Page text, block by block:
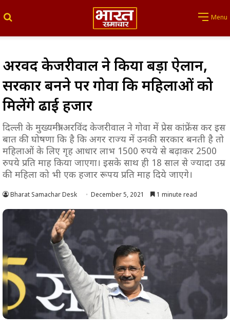
Menu
अरविंद केजरीवाल ने किया बड़ा ऐलान,
सरकार बनने पर गोवा कि महिलाओं को
मिलेंगे ढाई हजार
दिल्ली के मुख्यमंत्री अरविंद केजरीवाल ने गोवा में प्रेस कांफ्रेंस कर इस
बात की घोषणा कि है कि अगर राज्य में उनकी सरकार बनती है तो
महिलाओं के लिए गृह आधार लाभ 1500 रुपये से बढ़ाकर 2500
रुपये प्रति माह किया जाएगा। इसके साथ ही 18 साल से ज्यादा उम्र
की महिला को भी एक हजार रूपय प्रति माह दिये जाएगे।
Bharat Samachar Desk December 5, 2021 1 minute read